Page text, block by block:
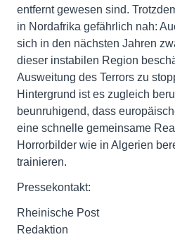
entfernt gewesen sind.
in Nordafrika gefährlich nah:
sich in den nächsten Jahren
dieser instabilen Region
Ausweitung des Terrors zu
Hintergrund ist es zugleich
beunruhigend, dass
eine schnelle gemeinsame
Horrorbilder wie in Algerien
trainieren.
Pressekontakt:
Rheinische Post
Redaktion